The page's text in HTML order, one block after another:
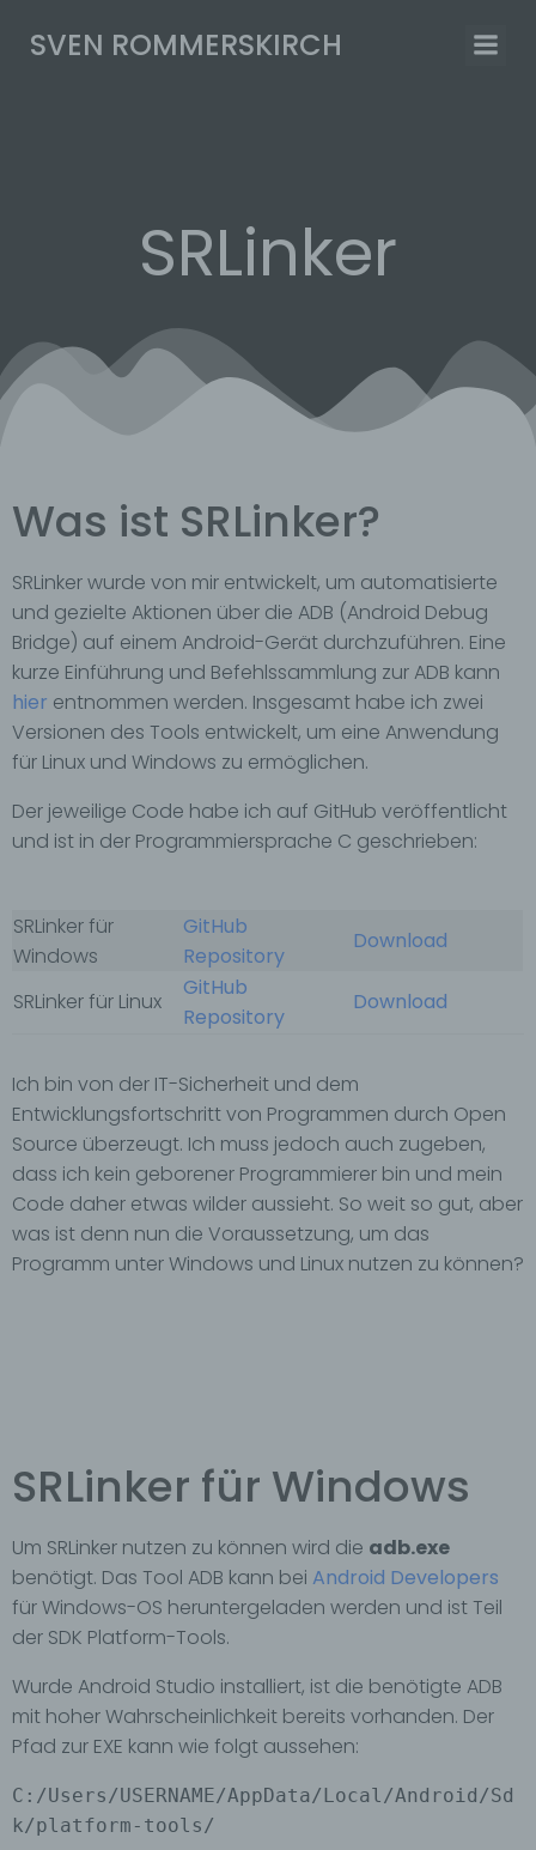
Inhalt
SVEN ROMMERSKIRCH
SRLinker
Was ist SRLinker?
SRLinker wurde von mir entwickelt, um automatisierte
und gezielte Aktionen über die ADB (Android Debug
Bridge) auf einem Android-Gerät durchzuführen. Eine
kurze Einführung und Befehlssammlung zur ADB kann
hier entnommen werden. Insgesamt habe ich zwei
Versionen des Tools entwickelt, um eine Anwendung
für Linux und Windows zu ermöglichen.
Der jeweilige Code habe ich auf GitHub veröffentlicht
und ist in der Programmiersprache C geschrieben:
SRLinker für
Windows
GitHub
Repository
Download
SRLinker für Linux
GitHub
Repository
Download
Ich bin von der IT-Sicherheit und dem
Entwicklungsfortschritt von Programmen durch Open
Source überzeugt. Ich muss jedoch auch zugeben,
dass ich kein geborener Programmierer bin und mein
Code daher etwas wilder aussieht. So weit so gut, aber
was ist denn nun die Voraussetzung, um das
Programm unter Windows und Linux nutzen zu können?
SRLinker für Windows
Um SRLinker nutzen zu können wird die adb.exe
benötigt. Das Tool ADB kann bei Android Developers
für Windows-OS heruntergeladen werden und ist Teil
der SDK Platform-Tools.
Wurde Android Studio installiert, ist die benötigte ADB
mit hoher Wahrscheinlichkeit bereits vorhanden. Der
Pfad zur EXE kann wie folgt aussehen:
C:/Users/USERNAME/AppData/Local/Android/Sd
k/platform-tools/